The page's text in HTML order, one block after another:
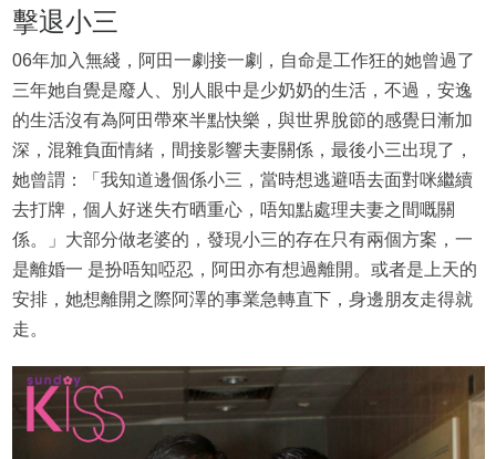
擊退小三
06年加入無綫，阿田一劇接一劇，自命是工作狂的她曾過了
三年她自覺是廢人、別人眼中是少奶奶的生活，不過，安逸
的生活沒有為阿田帶來半點快樂，與世界脫節的感覺日漸加
深，混雜負面情緒，間接影響夫妻關係，最後小三出現了，
她曾謂：「我知道邊個係小三，當時想逃避唔去面對咪繼續
去打牌，個人好迷失冇晒重心，唔知點處理夫妻之間嘅關
係。」大部分做老婆的，發現小三的存在只有兩個方案，一
是離婚一 是扮唔知啞忍，阿田亦有想過離開。或者是上天的
安排，她想離開之際阿澤的事業急轉直下，身邊朋友走得就
走。